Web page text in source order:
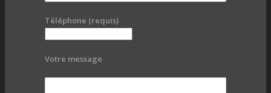
Téléphone (requis)
Votre message